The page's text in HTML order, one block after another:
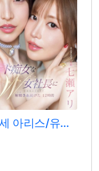
[REMOVE]EBWH-146U 나나세 아리스/유메미 카나에